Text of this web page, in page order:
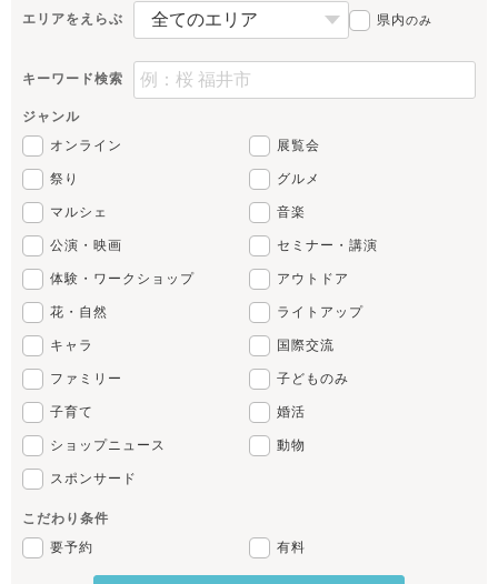
エリアをえらぶ 県内のみ
キーワード検索
ジャンル
オンライン
展覧会
祭り グルメ
マルシェ 音楽
公演・映画 セミナー・講演
体験・ワークショップ アウトドア
花・自然 ライトアップ
キャラ 国際交流
ファミリー 子どものみ
子育て 婚活
ショップニュース 動物
スポンサード
こだわり条件
要予約
有料